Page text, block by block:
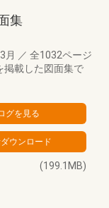
集
月 ／ 全1032ページ
掲載した図面集で
(199.1MB)